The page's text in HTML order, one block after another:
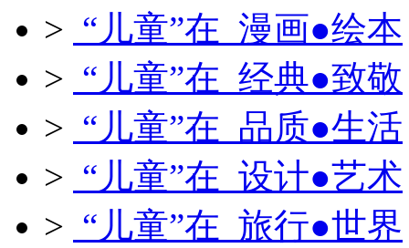
> “儿童”在 漫画●绘本
> “儿童”在 经典●致敬
> “儿童”在 品质●生活
> “儿童”在 设计●艺术
> “儿童”在 旅行●世界